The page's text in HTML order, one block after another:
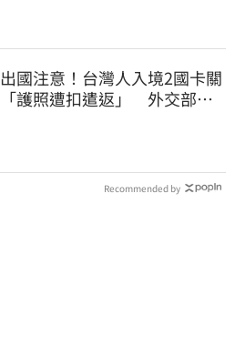
出國注意！台灣人入境2國卡關
「護照遭扣遣返」 外交部證
Recommended by